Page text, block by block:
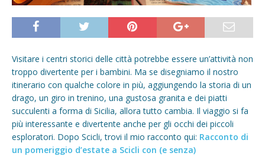
Visitare i centri storici delle città potrebbe essere un’attività non
troppo divertente per i bambini. Ma se disegniamo il nostro
itinerario con qualche colore in più, aggiungendo la storia di un
drago, un giro in trenino, una gustosa granita e dei piatti
succulenti a forma di Sicilia, allora tutto cambia. Il viaggio si fa
più interessante e divertente anche per gli occhi dei piccoli
esploratori. Dopo Scicli, trovi il mio racconto qui: Racconto di
un pomeriggio d’estate a Scicli con (e senza)